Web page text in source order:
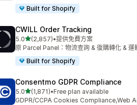
Built for Shopify
CWILL Order Tracking
5.0滿分 5 顆星
(2,857)
共有 2857 則評價
•提供免費方案
原 Parcel Panel：物流查詢 & 復購轉化 &
Built for Shopify
Consentmo GDPR Compliance
5.0滿分 5 顆星
(1,871)
共有 1871 則評價
•Free plan available
GDPR/CCPA Cookies Compliance,Web